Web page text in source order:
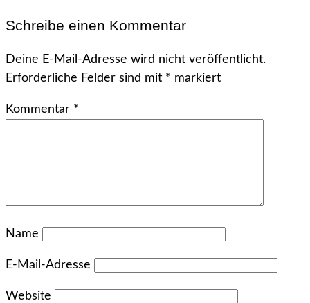
Schreibe einen Kommentar
Deine E-Mail-Adresse wird nicht veröffentlicht.
Erforderliche Felder sind mit * markiert
Kommentar *
Name
E-Mail-Adresse
Website